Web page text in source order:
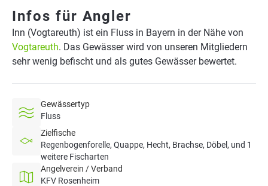
Infos für Angler
Inn (Vogtareuth) ist ein Fluss in Bayern in der Nähe von
Vogtareuth. Das Gewässer wird von unseren Mitgliedern
sehr wenig befischt und als gutes Gewässer bewertet.
Gewässertyp
Fluss
Zielfische
Regenbogenforelle, Quappe, Hecht, Brachse, Döbel, und 1
weitere Fischarten
Angelverein / Verband
KFV Rosenheim